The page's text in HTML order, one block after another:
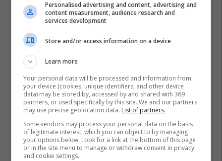
Personalised advertising and content, advertising and
content measurement, audience research and
services development
Store and/or access information on a device
Learn more
Your personal data will be processed and information from
your device (cookies, unique identifiers, and other device
data) may be stored by, accessed by and shared with 369
partners, or used specifically by this site. We and our partners
may use precise geolocation data. List of partners.
Some vendors may process your personal data on the basis
of legitimate interest, which you can object to by managing
your options below. Look for a link at the bottom of this page
or in the site menu to manage or withdraw consent in privacy
and cookie settings.